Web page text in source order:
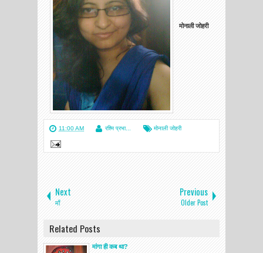
मोनाली जोहरी
11:00 AM रश्मि प्रभा... मोनाली जोहरी
Next
माँ
Previous
Older Post
Related Posts
मांगा ही कब था?